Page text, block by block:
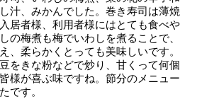
汁、みかんでした。巻き寿司は薄焼
居者様、利用者様にはとても食べや
の梅煮も梅でいわしを煮ることで、
、柔らかくとっても美味しいです。
をきな粉などで炒り、甘くって何個
様が喜ぶ味ですね。節分のメニュー
です。